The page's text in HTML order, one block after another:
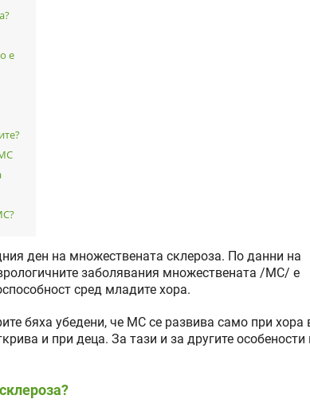
е
ден на множествената склероза. По данни на
заболявания множествената /МС/ е
сред младите хора.
бяха убедени, че МС се развива само при хора
и при деца. За тази и за другите особености